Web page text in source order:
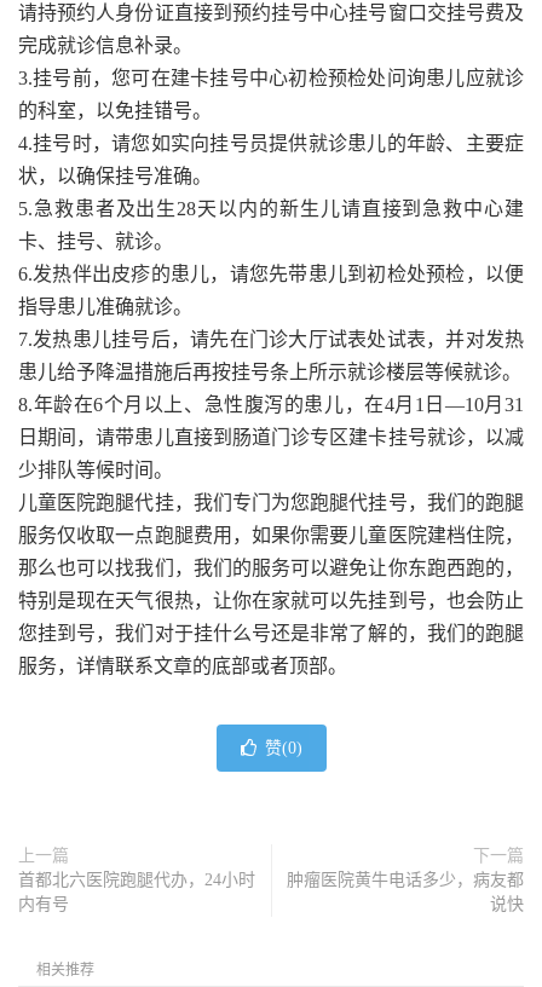
请持预约人身份证直接到预约挂号中心挂号窗口交挂号费及
完成就诊信息补录。
3.挂号前，您可在建卡挂号中心初检预检处问询患儿应就诊
的科室，以免挂错号。
4.挂号时，请您如实向挂号员提供就诊患儿的年龄、主要症
状，以确保挂号准确。
5.急救患者及出生28天以内的新生儿请直接到急救中心建
卡、挂号、就诊。
6.发热伴出皮疹的患儿，请您先带患儿到初检处预检，以便
指导患儿准确就诊。
7.发热患儿挂号后，请先在门诊大厅试表处试表，并对发热
患儿给予降温措施后再按挂号条上所示就诊楼层等候就诊。
8.年龄在6个月以上、急性腹泻的患儿，在4月1日—10月31
日期间，请带患儿直接到肠道门诊专区建卡挂号就诊，以减
少排队等候时间。
儿童医院跑腿代挂，我们专门为您跑腿代挂号，我们的跑腿
服务仅收取一点跑腿费用，如果你需要儿童医院建档住院，
那么也可以找我们，我们的服务可以避免让你东跑西跑的，
特别是现在天气很热，让你在家就可以先挂到号，也会防止
您挂到号，我们对于挂什么号还是非常了解的，我们的跑腿
服务，详情联系文章的底部或者顶部。
赞(0)
上一篇
首都北六医院跑腿代办，24小时
内有号
下一篇
肿瘤医院黄牛电话多少，病友都
说快
相关推荐